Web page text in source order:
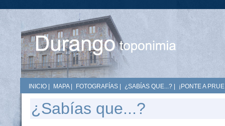
INICIO MAPA| FOTOGRAFÍAS ¿SABÍAS QUE...? ¡PONTE A
¿Sabías que...?